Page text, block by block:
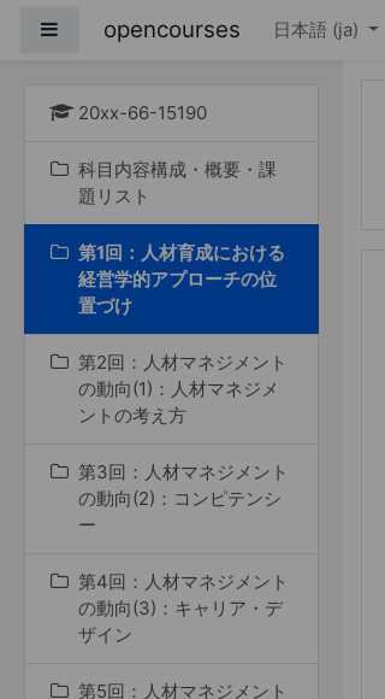
サイドパネル
opencourses 日本語 ‎(ja)‎
20xx-66-15190
科目内容構成・概要・課
題リスト
第1回：人材育成における
経営学的アプローチの位
置づけ
第2回：人材マネジメント
の動向(1)：人材マネジメ
ントの考え方
第3回：人材マネジメント
の動向(2)：コンピテンシ
ー
第4回：人材マネジメント
の動向(3)：キャリア・デ
ザイン
第5回：人材マネジメント